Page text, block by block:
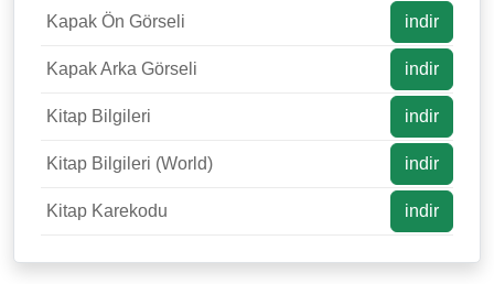
Kapak Ön Görseli indir
Kapak Arka Görseli indir
Kitap Bilgileri indir
Kitap Bilgileri (World) indir
Kitap Karekodu indir